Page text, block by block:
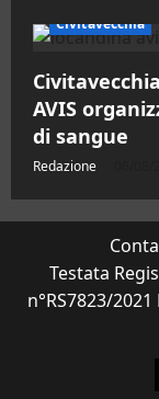
Civitavecchia
AVIS
di sangue
Redazione
Testata
n°RS7823/